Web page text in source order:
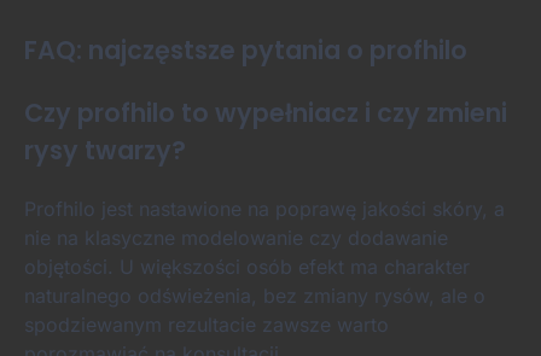
FAQ: najczęstsze pytania o profhilo
Czy profhilo to wypełniacz i czy zmieni
rysy twarzy?
Profhilo jest nastawione na poprawę jakości skóry, a
nie na klasyczne modelowanie czy dodawanie
objętości. U większości osób efekt ma charakter
naturalnego odświeżenia, bez zmiany rysów, ale o
spodziewanym rezultacie zawsze warto